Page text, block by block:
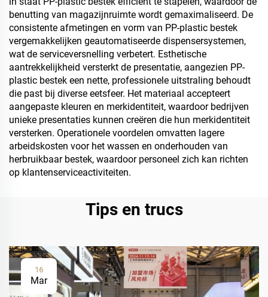
benutting van magazijnruimte wordt gemaximaliseerd. De
consistente afmetingen en vorm van PP-plastic bestek
vergemakkelijken geautomatiseerde dispensersystemen,
wat de serviceversnelling verbetert. Esthetische
aantrekkelijkheid versterkt de presentatie, aangezien PP-
plastic bestek een nette, professionele uitstraling behoudt
die past bij diverse eetsfeer. Het materiaal accepteert
aangepaste kleuren en merkidentiteit, waardoor bedrijven
unieke presentaties kunnen creëren die hun merkidentiteit
versterken. Operationele voordelen omvatten lagere
arbeidskosten voor het wassen en onderhouden van
herbruikbaar bestek, waardoor personeel zich kan richten
op klantenserviceactiviteiten.
Tips en trucs
16
Mar